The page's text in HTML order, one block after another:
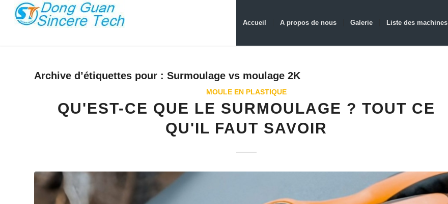
Accueil A propos de nous Galerie Liste des machines
Archive d’étiquettes pour : Surmoulage vs moulage 2K
MOULE EN PLASTIQUE
QU'EST-CE QUE LE SURMOULAGE ? TOUT CE
QU'IL FAUT SAVOIR